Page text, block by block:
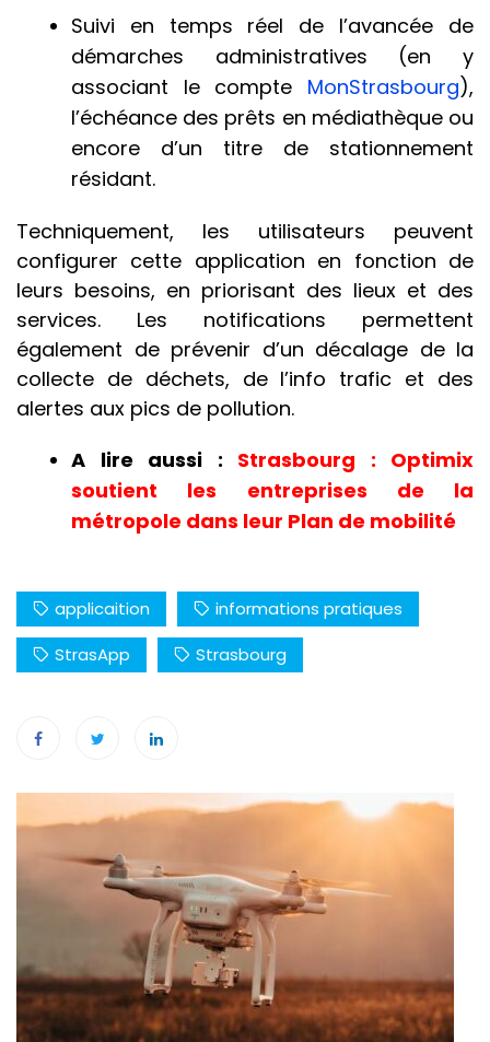
Suivi en temps réel de l’avancée de
démarches administratives (en y
associant le compte MonStrasbourg),
l’échéance des prêts en médiathèque ou
encore d’un titre de stationnement
résidant.
Techniquement, les utilisateurs peuvent
configurer cette application en fonction de
leurs besoins, en priorisant des lieux et des
services. Les notifications permettent
également de prévenir d’un décalage de la
collecte de déchets, de l’info trafic et des
alertes aux pics de pollution.
A lire aussi : Strasbourg : Optimix
soutient les entreprises de la
métropole dans leur Plan de mobilité
applicaition
informations pratiques
StrasApp
Strasbourg
Navigation
de
l’article